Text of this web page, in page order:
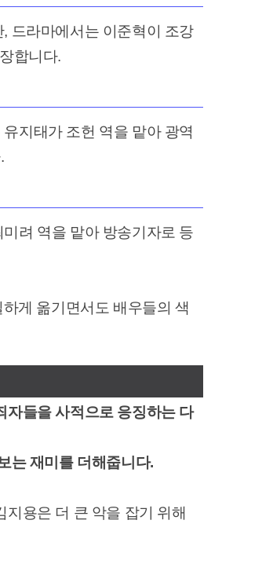
드라마에서는 이준혁이 조강
합니다.
지태가 조헌 역을 맡아 광역
려 역을 맡아 방송기자로 등
게 옮기면서도 배우들의 색
자들을 사적으로 응징하는 다
는 재미를 더해줍니다.
용은 더 큰 악을 잡기 위해